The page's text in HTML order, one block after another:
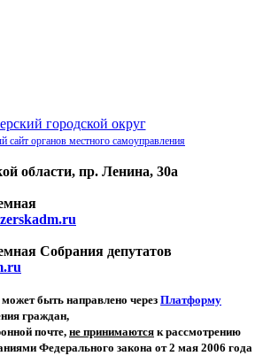
городской округ
сайт органов местного самоуправления
области, пр. Ленина, 30а
Собрания депутатов
быть направлено через Платформу
граждан,
почте, не принимаются к рассмотрению
Федерального закона от 2 мая 2006 года